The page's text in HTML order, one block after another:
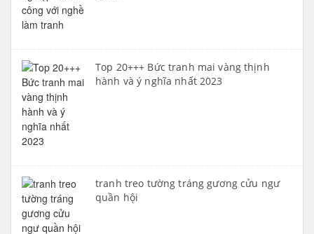
Top 20+++ Bức tranh mai vàng thịnh
hành và ý nghĩa nhất 2023
tranh treo tường tráng gương cửu ngư
quần hội